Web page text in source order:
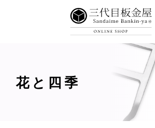
花と四季